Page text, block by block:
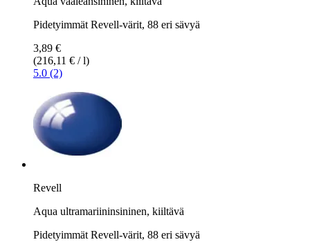
Pidetyimmät Revell-värit, 88 eri sävyä
3,89 €
(216,11 € / l)
5.0 (2)
Revell
Aqua ultramariininsininen, kiiltävä
Pidetyimmät Revell-värit, 88 eri sävyä